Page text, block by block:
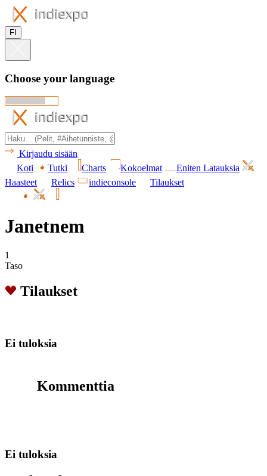
FI
Choose your language
Kirjaudu sisään
Koti
Tutki Charts Kokoelmat
Eniten Latauksia
Haasteet
Relics indieconsole Tilaukset
Janetnem
1
Taso
Tilaukset
Ei tuloksia
Kommenttia
Ei tuloksia